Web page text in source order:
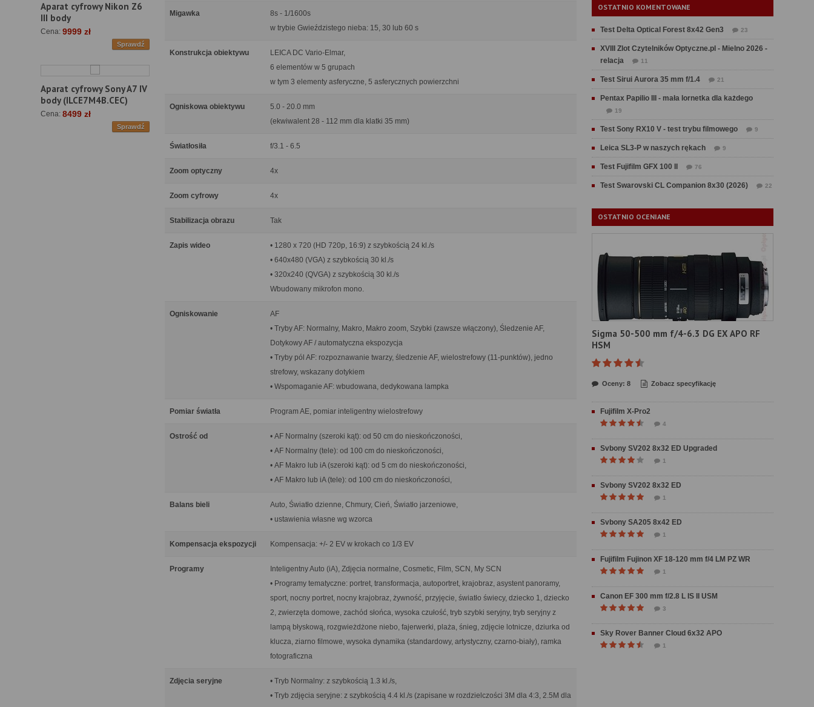
Aparat cyfrowy Nikon Z6
III body
Cena: 9999 zł
Sprawdź
Aparat cyfrowy Sony A7 IV
body (ILCE7M4B.CEC)
Cena: 8499 zł
Sprawdź
Migawka
8s - 1/1600s
w trybie Gwieździstego nieba: 15, 30 lub 60 s
Konstrukcja obiektywu
LEICA DC Vario-Elmar,
6 elementów w 5 grupach
w tym 3 elementy asferyczne, 5 asferycznych powierzchni
Ogniskowa obiektywu
5.0 - 20.0 mm
(ekwiwalent 28 - 112 mm dla klatki 35 mm)
Światłosiła f/3.1 - 6.5
Zoom optyczny 4x
Zoom cyfrowy 4x
Stabilizacja obrazu Tak
Zapis wideo
• 1280 x 720 (HD 720p, 16:9) z szybkością 24 kl./s
• 640x480 (VGA) z szybkością 30 kl./s
• 320x240 (QVGA) z szybkością 30 kl./s
Wbudowany mikrofon mono.
Ogniskowanie
AF
• Tryby AF: Normalny, Makro, Makro zoom, Szybki (zawsze włączony), Śledzenie AF,
Dotykowy AF / automatyczna ekspozycja
• Tryby pól AF: rozpoznawanie twarzy, śledzenie AF, wielostrefowy (11-punktów), jedno
strefowy, wskazany dotykiem
• Wspomaganie AF: wbudowana, dedykowana lampka
Pomiar światła Program AE, pomiar inteligentny wielostrefowy
Ostrość od
• AF Normalny (szeroki kąt): od 50 cm do nieskończoności,
• AF Normalny (tele): od 100 cm do nieskończoności,
• AF Makro lub iA (szeroki kąt): od 5 cm do nieskończoności,
• AF Makro lub iA (tele): od 100 cm do nieskończoności,
Balans bieli
Auto, Światło dzienne, Chmury, Cień, Światło jarzeniowe,
• ustawienia własne wg wzorca
Kompensacja ekspozycji Kompensacja: +/- 2 EV w krokach co 1/3 EV
Programy
Inteligentny Auto (iA), Zdjęcia normalne, Cosmetic, Film, SCN, My SCN
• Programy tematyczne: portret, transformacja, autoportret, krajobraz, asystent panoramy,
sport, nocny portret, nocny krajobraz, żywność, przyjęcie, światło świecy, dziecko 1, dziecko
2, zwierzęta domowe, zachód słońca, wysoka czułość, tryb szybki seryjny, tryb seryjny z
lampą błyskową, rozgwieżdżone niebo, fajerwerki, plaża, śnieg, zdjęcie lotnicze, dziurka od
klucza, ziarno filmowe, wysoka dynamika (standardowy, artystyczny, czarno-biały), ramka
fotograficzna
Zdjęcia seryjne
• Tryb Normalny: z szybkością 1.3 kl./s,
• Tryb zdjęcia seryjne: z szybkością 4.4 kl./s (zapisane w rozdzielczości 3M dla 4:3, 2.5M dla
OSTATNIO KOMENTOWANE
Test Delta Optical Forest 8x42 Gen3 23
XVIII Zlot Czytelników Optyczne.pl - Mielno 2026 -
relacja
11
Test Sirui Aurora 35 mm f/1.4 21
Pentax Papilio III - mała lornetka dla każdego
19
Test Sony RX10 V - test trybu filmowego 9
Leica SL3-P w naszych rękach 9
Test Fujifilm GFX 100 II 76
Test Swarovski CL Companion 8x30 (2026) 22
OSTATNIO OCENIANE
Sigma 50-500 mm f/4-6.3 DG EX APO RF
HSM
Oceny: 8 Zobacz specyfikację
Fujifilm X-Pro2
4
Svbony SV202 8x32 ED Upgraded
1
Svbony SV202 8x32 ED
1
Svbony SA205 8x42 ED
1
Fujifilm Fujinon XF 18-120 mm f/4 LM PZ WR
1
Canon EF 300 mm f/2.8 L IS II USM
3
Sky Rover Banner Cloud 6x32 APO
1